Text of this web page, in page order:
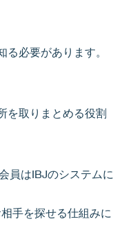
る必要があります。
を取りまとめる役割
員はIBJのシステムに
手を探せる仕組みに